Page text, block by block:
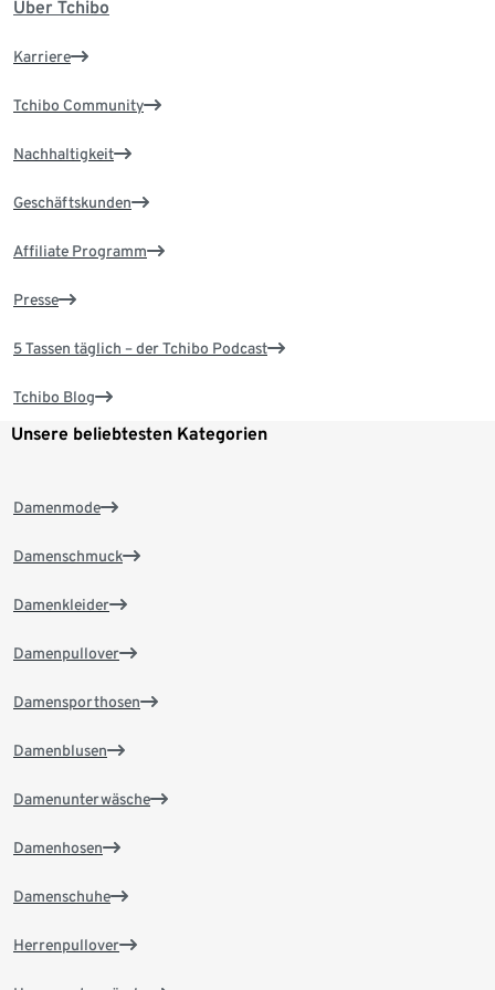
Über Tchibo
Karriere
Tchibo Community
Nachhaltigkeit
Geschäftskunden
Affiliate Programm
Presse
5 Tassen täglich – der Tchibo Podcast
Tchibo Blog
Unsere beliebtesten Kategorien
Damenmode
Damenschmuck
Damenkleider
Damenpullover
Damensporthosen
Damenblusen
Damenunterwäsche
Damenhosen
Damenschuhe
Herrenpullover